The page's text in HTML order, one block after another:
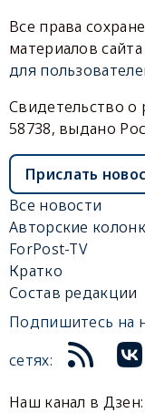
Все права
материалов
для
Свидетельство
58738, выдано
Прислать
Все новости
Авторские
ForPost-TV
Кратко
Состав редакции
Подпишитесь на
сетях:
Наш канал в Дзен: